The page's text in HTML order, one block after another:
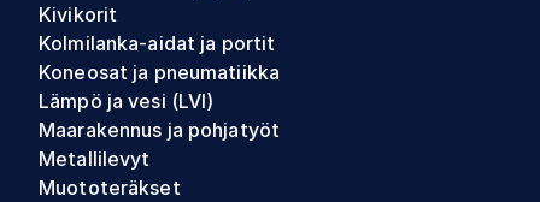
Kivikorit
Kolmilanka-aidat ja portit
Koneosat ja pneumatiikka
Lämpö ja vesi (LVI)
Maarakennus ja pohjatyöt
Metallilevyt
Muototeräkset